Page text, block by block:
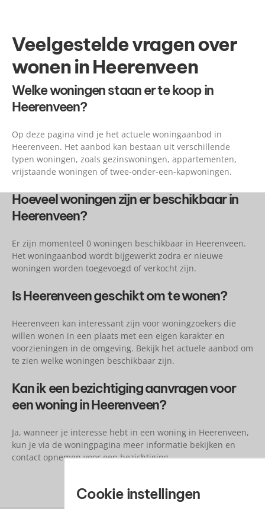
Veelgestelde vragen over
wonen in Heerenveen
Welke woningen staan er te koop in
Heerenveen?
Op deze pagina vind je het actuele woningaanbod in
Heerenveen. Het aanbod kan bestaan uit verschillende
typen woningen, zoals gezinswoningen, appartementen,
vrijstaande woningen of twee-onder-een-kapwoningen.
Hoeveel woningen zijn er beschikbaar in
Heerenveen?
Er zijn momenteel 0 woningen beschikbaar in Heerenveen.
Het woningaanbod wordt bijgewerkt zodra er nieuwe
woningen worden toegevoegd of verkocht zijn.
Is Heerenveen geschikt om te wonen?
Heerenveen kan interessant zijn voor woningzoekers die
willen wonen in een plaats met een eigen karakter en
voorzieningen in de omgeving. Bekijk het actuele aanbod om
te zien welke woningen beschikbaar zijn.
Kan ik een bezichtiging aanvragen voor
een woning in Heerenveen?
Ja, wanneer je interesse hebt in een woning in Heerenveen,
kun je via de woningpagina meer informatie bekijken en
contact opnemen voor een bezichtiging.
Cookie instellingen